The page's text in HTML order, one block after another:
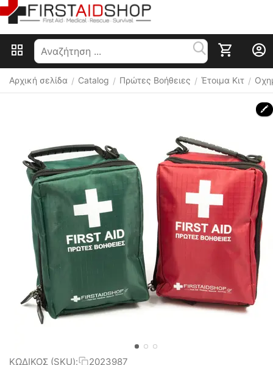
Αρχική σελίδα / Catalog / Πρώτες Βοήθειες / Έτοιμα Κιτ /
🖍
ΚΩΔΙΚΟΣ (SKU): 2023987